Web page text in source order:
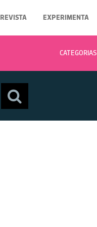
REVISTA EXPERIMENTA
CATEGORIAS